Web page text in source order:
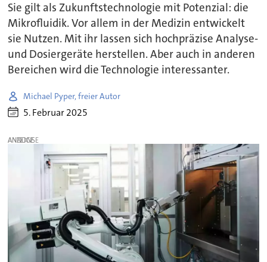
Sie gilt als Zukunftstechnologie mit Potenzial: die
Mikrofluidik. Vor allem in der Medizin entwickelt
sie Nutzen. Mit ihr lassen sich hochpräzise Analyse-
und Dosiergeräte herstellen. Aber auch in anderen
Bereichen wird die Technologie interessanter.
Michael Pyper, freier Autor
5. Februar 2025
ANZEIGE